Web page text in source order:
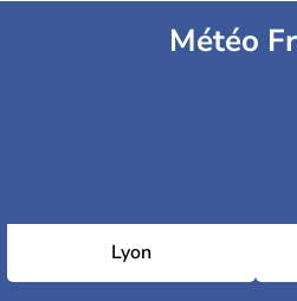
Météo
Lyon